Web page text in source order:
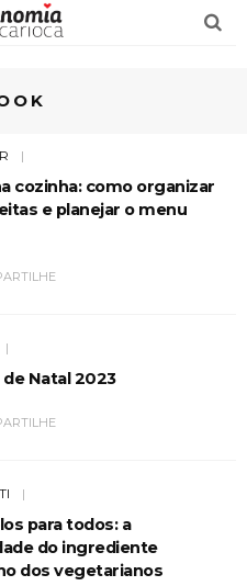
cozinha: como organizar
e planejar o menu
Natal 2023
para todos: a
do ingrediente
dos vegetarianos